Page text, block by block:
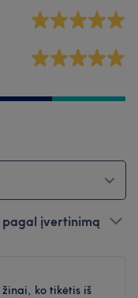
pagal įvertinimą
ko tikėtis iš